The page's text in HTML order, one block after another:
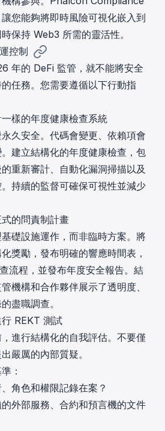
您能夠將即時風險可視化嵌入到
保持 Web3 所需的靈活性。
控制
年的 DeFi 監管，就不能將安全
任務。您需要遵循以下行動指
樣的年度健康檢查系統
久安全。代碼會變更、依賴項會
建立結構化的年度健康檢查，包
重新審計、自動化漏洞掃描以及
持續的監督可確保可視性並減少
的問責制計畫
礎設施運作，而非臨時方案。將
獎勵，發布明確的響應時間表，
流程，並發布年度安全報告。結
機構和合作夥伴展示了透明度、
盡職調查。
REKT 測試
進行結構化的自我評估。不要僅
嚴厲的內部質疑。
：
角色和權限記錄在案？
外部服務、合約和預言機的文件